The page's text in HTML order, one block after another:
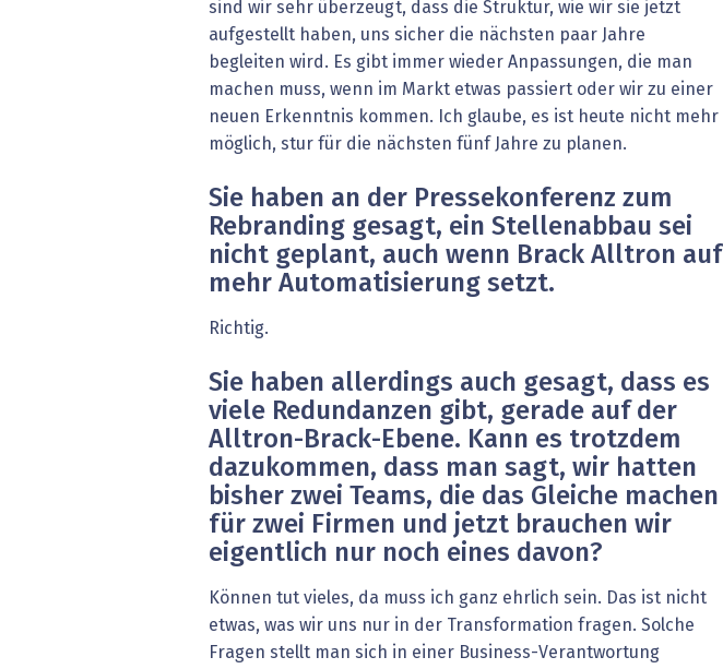
sind wir sehr überzeugt, dass die Struktur, wie wir sie jetzt
aufgestellt haben, uns sicher die nächsten paar Jahre
begleiten wird. Es gibt immer wieder Anpassungen, die man
machen muss, wenn im Markt etwas passiert oder wir zu einer
neuen Erkenntnis kommen. Ich glaube, es ist heute nicht mehr
möglich, stur für die nächsten fünf Jahre zu planen.
Sie haben an der Pressekonferenz zum
Rebranding gesagt, ein Stellenabbau sei
nicht geplant, auch wenn Brack Alltron auf
mehr Automatisierung setzt.
Richtig.
Sie haben allerdings auch gesagt, dass es
viele Redundanzen gibt, gerade auf der
Alltron-Brack-Ebene. Kann es trotzdem
dazukommen, dass man sagt, wir hatten
bisher zwei Teams, die das Gleiche machen
für zwei Firmen und jetzt brauchen wir
eigentlich nur noch eines davon?
Können tut vieles, da muss ich ganz ehrlich sein. Das ist nicht
etwas, was wir uns nur in der Transformation fragen. Solche
Fragen stellt man sich in einer Business-Verantwortung